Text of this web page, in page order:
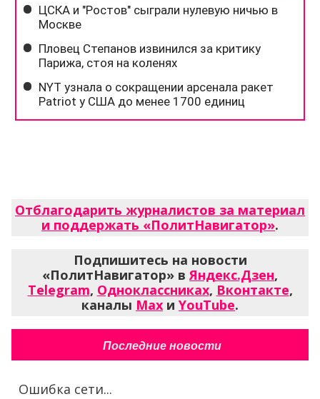
Отблагодарить журналистов за материал
и поддержать «ПолитНавигатор».
Подпишитесь на новости
«ПолитНавигатор» вЯндекс.Дзен,
Telegram, Одноклассниках, Вконтакте,
каналы Max и YouTube.
Последние новости
Ошибка сети...